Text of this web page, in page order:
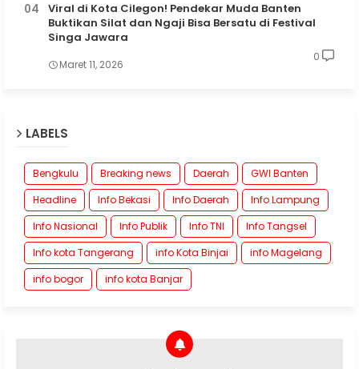
Viral di Kota Cilegon! Pendekar Muda Banten
Buktikan Silat dan Ngaji Bisa Bersatu di Festival
Singa Jawara
Maret 11, 2026
0
LABELS
Bengkulu Breaking news Daerah
GWI Banten
Headline
Info Bekasi Info Daerah
Info Lampung
Info Nasional
Info Publik Info TNI
Info Tangsel
Info kota Tangerang
info Kota Binjai
info Magelang
info bogor
info kota Banjar